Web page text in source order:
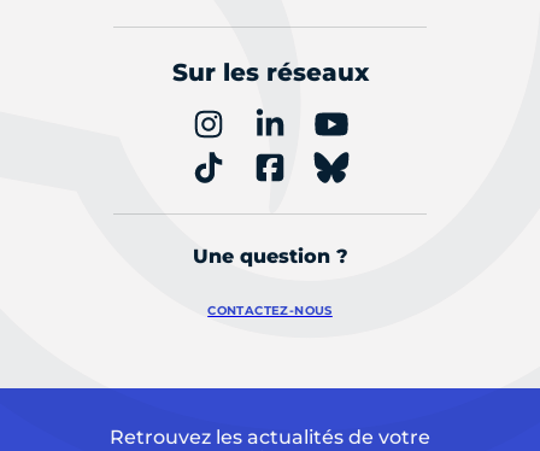
Sur les réseaux
Une question ?
CONTACTEZ-NOUS
Retrouvez les actualités de votre